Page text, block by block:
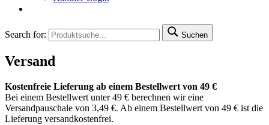
Search for: Suchen
Versand
Kostenfreie Lieferung ab einem Bestellwert von 49 €
Bei einem Bestellwert unter 49 € berechnen wir eine
Versandpauschale von 3,49 €. Ab einem Bestellwert von 49 € ist die
Lieferung versandkostenfrei.